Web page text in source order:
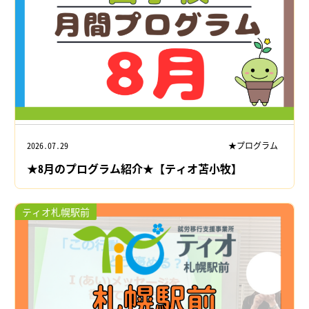
2026.07.29 ★プログラム
★8月のプログラム紹介★【ティオ苫小牧】
ティオ札幌駅前